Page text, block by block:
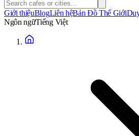
Giới thiệuBlogLiên hệBản Đồ Thế Giới
Ngôn ngữTiếng Việt